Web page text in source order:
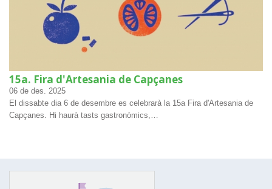
15a. Fira d'Artesania de Capçanes
06 de des.
2025
El dissabte dia 6 de desembre es celebrarà la 15a Fira d'Artesania de
Capçanes. Hi haurà tasts gastronòmics,…